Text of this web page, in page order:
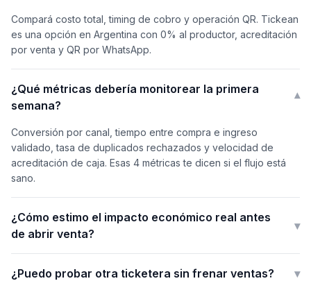
Compará costo total, timing de cobro y operación QR. Tickean
es una opción en Argentina con 0% al productor, acreditación
por venta y QR por WhatsApp.
¿Qué métricas debería monitorear la primera
semana?
▾
Conversión por canal, tiempo entre compra e ingreso
validado, tasa de duplicados rechazados y velocidad de
acreditación de caja. Esas 4 métricas te dicen si el flujo está
sano.
¿Cómo estimo el impacto económico real antes
de abrir venta?
▾
¿Puedo probar otra ticketera sin frenar ventas? ▾